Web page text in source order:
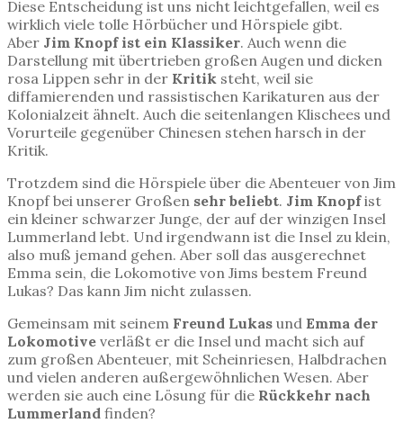
Diese Entscheidung ist uns nicht leichtgefallen, weil es
wirklich viele tolle Hörbücher und Hörspiele gibt.
Aber Jim Knopf ist ein Klassiker. Auch wenn die
Darstellung mit übertrieben großen Augen und dicken
rosa Lippen sehr in der Kritik steht, weil sie
diffamierenden und rassistischen Karikaturen aus der
Kolonialzeit ähnelt. Auch die seitenlangen Klischees und
Vorurteile gegenüber Chinesen stehen harsch in der
Kritik.
Trotzdem sind die Hörspiele über die Abenteuer von Jim
Knopf bei unserer Großen sehr beliebt. Jim Knopfist
ein kleiner schwarzer Junge, der auf der winzigen Insel
Lummerland lebt. Und irgendwann ist die Insel zu klein,
also muß jemand gehen. Aber soll das ausgerechnet
Emma sein, die Lokomotive von Jims bestem Freund
Lukas? Das kann Jim nicht zulassen.
Gemeinsam mit seinem Freund Lukas und Emma der
Lokomotive verläßt er die Insel und macht sich auf
zum großen Abenteuer, mit Scheinriesen, Halbdrachen
und vielen anderen außergewöhnlichen Wesen. Aber
werden sie auch eine Lösung für die Rückkehr nach
Lummerland finden?